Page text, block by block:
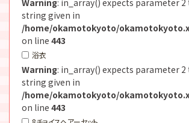
string given in
/home/okamotokyoto/
on line 443
浴衣
Warning: in_array() expects parameter 2
string given in
/home/okamotokyoto/
on line 443